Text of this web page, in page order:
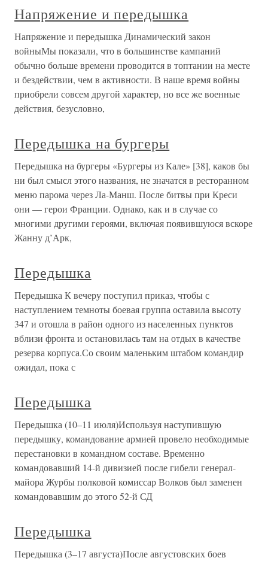
Напряжение и передышка
Напряжение и передышка Динамический закон
войныМы показали, что в большинстве кампаний
обычно больше времени проводится в топтании на месте
и бездействии, чем в активности. В наше время войны
приобрели совсем другой характер, но все же военные
действия, безусловно,
Передышка на бургеры
Передышка на бургеры «Бургеры из Кале» [38], каков бы
ни был смысл этого названия, не значатся в ресторанном
меню парома через Ла-Манш. После битвы при Креси
они — герои Франции. Однако, как и в случае со
многими другими героями, включая появившуюся вскоре
Жанну д’Арк,
Передышка
Передышка К вечеру поступил приказ, чтобы с
наступлением темноты боевая группа оставила высоту
347 и отошла в район одного из населенных пунктов
вблизи фронта и остановилась там на отдых в качестве
резерва корпуса.Со своим маленьким штабом командир
ожидал, пока с
Передышка
Передышка (10–11 июля)Используя наступившую
передышку, командование армией провело необходимые
перестановки в командном составе. Временно
командовавший 14-й дивизией после гибели генерал-
майора Журбы полковой комиссар Волков был заменен
командовавшим до этого 52-й СД
Передышка
Передышка (3–17 августа)После августовских боев